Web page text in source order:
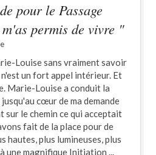
pour le Passage
permis de vivre "
Louise sans vraiment savoir
un fort appel intérieur. Et
Marie-Louise a conduit la
cœur de ma demande
sur le chemin ce qui acceptait
fait de la place pour de
hautes, plus lumineuses, plus
une magnifique Initiation ...